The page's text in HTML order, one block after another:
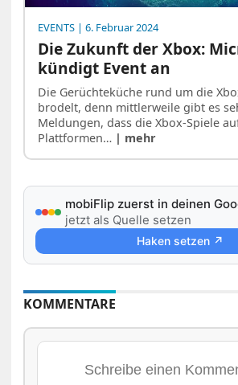
EVENTS | 6. Februar 2024
Die Zukunft der Xbox:
kündigt Event an
Die Gerüchteküche rund um die
brodelt, denn mittlerweile gibt es
Meldungen, dass die Xbox-Spiele
Plattformen… | mehr
mobiFlip zuerst in deinen
jetzt als Quelle setzen
Haken setzen ↗
KOMMENTARE